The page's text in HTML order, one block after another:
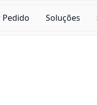
Pedido Soluções